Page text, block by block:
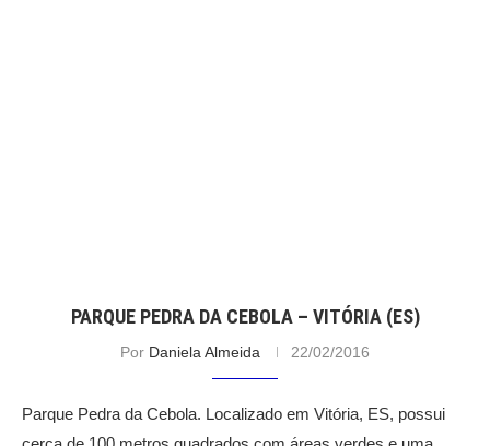
PARQUE PEDRA DA CEBOLA – VITÓRIA (ES)
Por Daniela Almeida 22/02/2016
Parque Pedra da Cebola. Localizado em Vitória, ES, possui